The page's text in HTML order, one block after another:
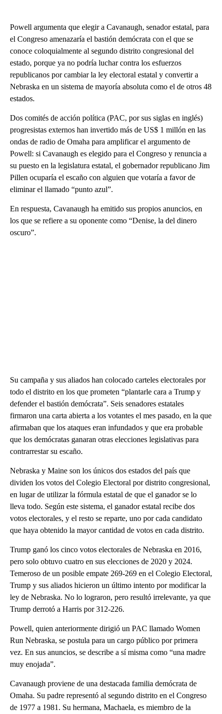
Powell argumenta que elegir a Cavanaugh, senador estatal, para
el Congreso amenazaría el bastión demócrata con el que se
conoce coloquialmente al segundo distrito congresional del
estado, porque ya no podría luchar contra los esfuerzos
republicanos por cambiar la ley electoral estatal y convertir a
Nebraska en un sistema de mayoría absoluta como el de otros 48
estados.
Dos comités de acción política (PAC, por sus siglas en inglés)
progresistas externos han invertido más de US$ 1 millón en las
ondas de radio de Omaha para amplificar el argumento de
Powell: si Cavanaugh es elegido para el Congreso y renuncia a
su puesto en la legislatura estatal, el gobernador republicano Jim
Pillen ocuparía el escaño con alguien que votaría a favor de
eliminar el llamado “punto azul”.
En respuesta, Cavanaugh ha emitido sus propios anuncios, en
los que se refiere a su oponente como “Denise, la del dinero
oscuro”.
Su campaña y sus aliados han colocado carteles electorales por
todo el distrito en los que prometen “plantarle cara a Trump y
defender el bastión demócrata”. Seis senadores estatales
firmaron una carta abierta a los votantes el mes pasado, en la que
afirmaban que los ataques eran infundados y que era probable
que los demócratas ganaran otras elecciones legislativas para
contrarrestar su escaño.
Nebraska y Maine son los únicos dos estados del país que
dividen los votos del Colegio Electoral por distrito congresional,
en lugar de utilizar la fórmula estatal de que el ganador se lo
lleva todo. Según este sistema, el ganador estatal recibe dos
votos electorales, y el resto se reparte, uno por cada candidato
que haya obtenido la mayor cantidad de votos en cada distrito.
Trump ganó los cinco votos electorales de Nebraska en 2016,
pero solo obtuvo cuatro en sus elecciones de 2020 y 2024.
Temeroso de un posible empate 269-269 en el Colegio Electoral,
Trump y sus aliados hicieron un último intento por modificar la
ley de Nebraska. No lo lograron, pero resultó irrelevante, ya que
Trump derrotó a Harris por 312-226.
Powell, quien anteriormente dirigió un PAC llamado Women
Run Nebraska, se postula para un cargo público por primera
vez. En sus anuncios, se describe a sí misma como “una madre
muy enojada”.
Cavanaugh proviene de una destacada familia demócrata de
Omaha. Su padre representó al segundo distrito en el Congreso
de 1977 a 1981. Su hermana, Machaela, es miembro de la